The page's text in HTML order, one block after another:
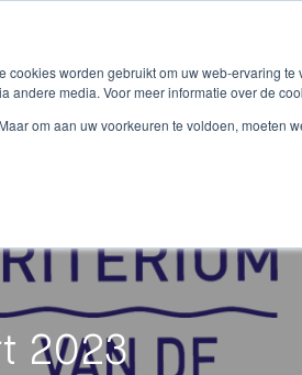
cookies worden gebruikt om uw web-ervaring
andere media. Voor meer informatie over de
om aan uw voorkeuren te voldoen, moeten
all events For organizers
2023